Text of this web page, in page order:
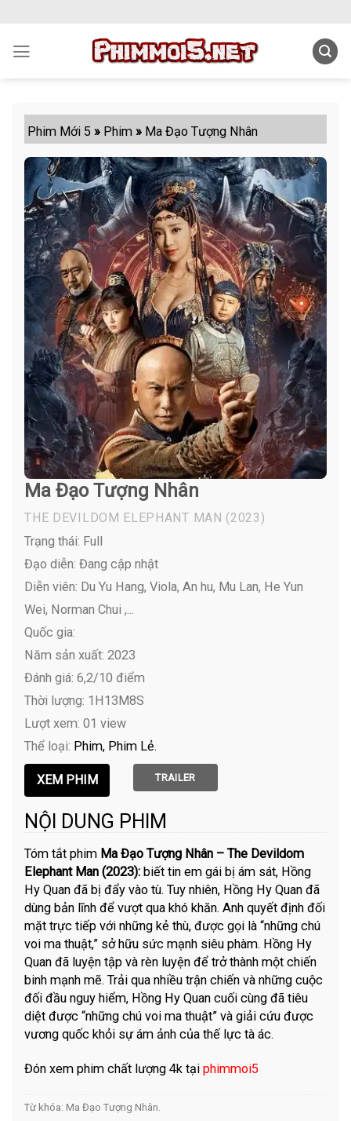
content
Phim Mới 5 » Phim » Ma Đạo Tượng Nhân
Ma Đạo Tượng Nhân
THE DEVILDOM ELEPHANT MAN (2023)
Trạng thái: Full
Đạo diễn: Đang cập nhật
Diễn viên: Du Yu Hang, Viola, An hu, Mu Lan, He Yun
Wei, Norman Chui ,...
Quốc gia:
Năm sản xuất: 2023
Đánh giá: 6,2/10 điểm
Thời lượng: 1H13M8S
Lượt xem: 01 view
Thể loại: Phim Phim Lẻ
TRAILER
NỘI DUNG PHIM
Tóm tắt phim Ma Đạo Tượng Nhân – The Devildom
Elephant Man (2023): biết tin em gái bị ám sát, Hồng
Hy Quan đã bị đẩy vào tù. Tuy nhiên, Hồng Hy Quan đã
dùng bản lĩnh để vượt qua khó khăn. Anh quyết định đối
mặt trực tiếp với những kẻ thù, được gọi là “những chú
voi ma thuật,” sở hữu sức mạnh siêu phàm. Hồng Hy
Quan đã luyện tập và rèn luyện để trở thành một chiến
binh mạnh mẽ. Trải qua nhiều trận chiến và những cuộc
đối đầu nguy hiểm, Hồng Hy Quan cuối cùng đã tiêu
diệt được “những chú voi ma thuật” và giải cứu được
vương quốc khỏi sự ám ảnh của thế lực tà ác.
Đón xem phim chất lượng 4k tạiphimmoi5
Từ khóa: Ma Đạo Tượng Nhân